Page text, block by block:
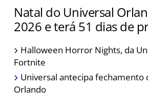
Natal do Universal
2026 e terá 51 dias de
Epic Universe receberá a
especiais para a ocasião
Halloween Horror Nights, da
Fortnite
Universal antecipa fechamento
Orlando